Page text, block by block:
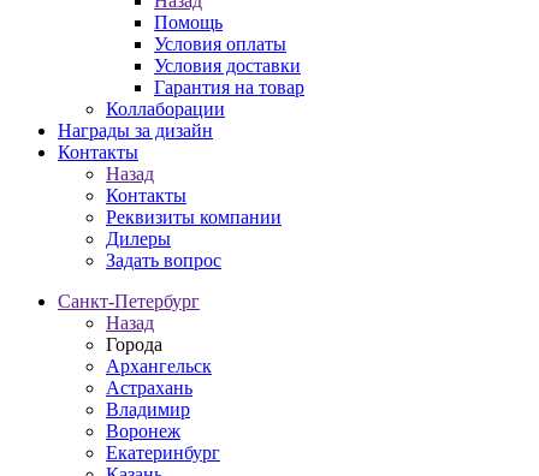
Помощь
Условия оплаты
Условия доставки
Гарантия на товар
Коллаборации
Награды за дизайн
Контакты
Назад
Контакты
Реквизиты компании
Дилеры
Задать вопрос
Санкт-Петербург
Назад
Города
Архангельск
Астрахань
Владимир
Воронеж
Екатеринбург